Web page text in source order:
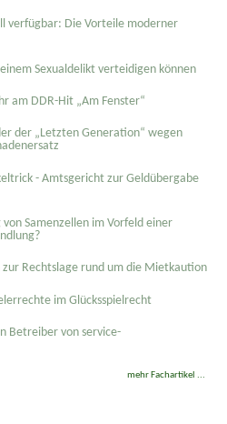
verfügbar: Die Vorteile moderner
Sexual­delikt verteidigen können
am DDR-Hit „Am Fenster“
der „Letzten Generation“ wegen
- Amtsgericht zur Geldübergabe
Samenzellen im Vorfeld einer
Rechtslage rund um die Mietkaution
im Glücksspielrecht
Betreiber von service-
mehr Fachartikel ...